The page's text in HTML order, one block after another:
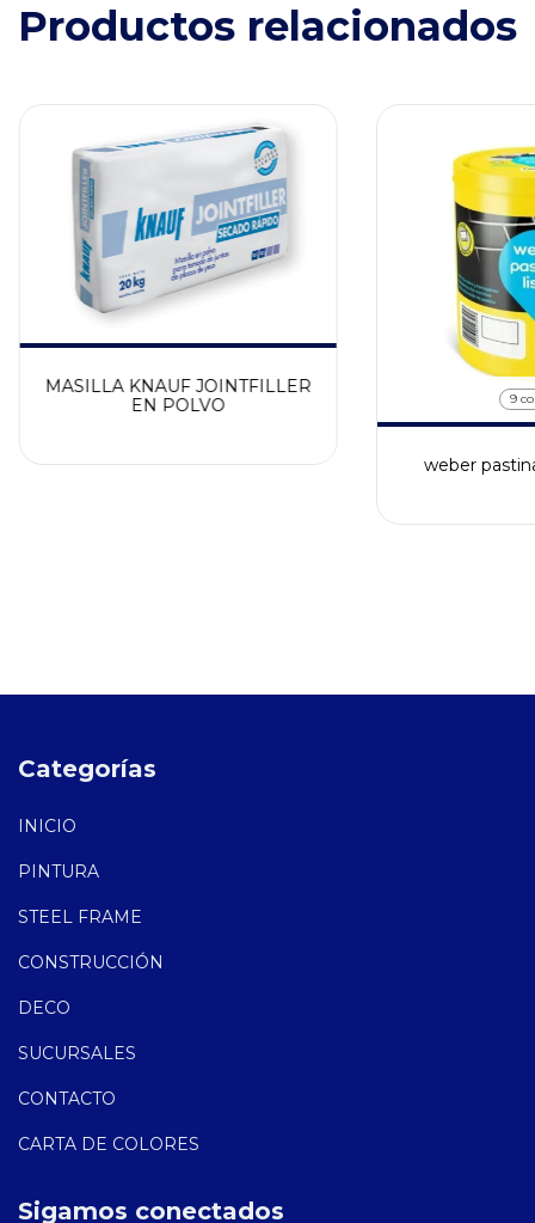
Productos relacionados
MASILLA KNAUF JOINTFILLER
EN POLVO
9
weber
Categorías
INICIO
PINTURA
STEEL FRAME
CONSTRUCCIÓN
DECO
SUCURSALES
CONTACTO
CARTA DE COLORES
Sigamos conectados